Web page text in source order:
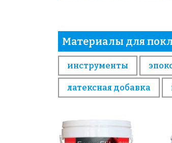
Материалы для
инструменты
латексная добавка